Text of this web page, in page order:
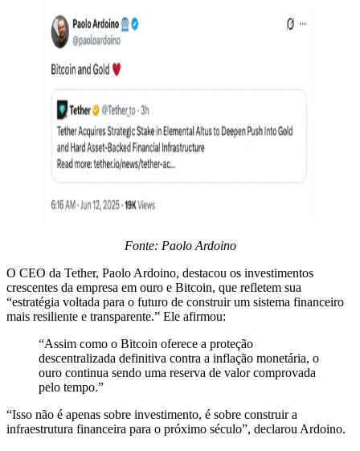
Fonte: Paolo Ardoino
O CEO da Tether, Paolo Ardoino, destacou os investimentos
crescentes da empresa em ouro e Bitcoin, que refletem sua
“estratégia voltada para o futuro de construir um sistema financeiro
mais resiliente e transparente.” Ele afirmou:
“Assim como o Bitcoin oferece a proteção
descentralizada definitiva contra a inflação monetária, o
ouro continua sendo uma reserva de valor comprovada
pelo tempo.”
“Isso não é apenas sobre investimento, é sobre construir a
infraestrutura financeira para o próximo século”, declarou Ardoino.